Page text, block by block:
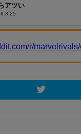
アツい
r/